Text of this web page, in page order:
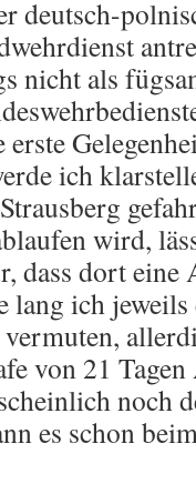
deutsch-
nicht als
ich
wird,
dass dort
ich jeweils
von 21
noch
es schon